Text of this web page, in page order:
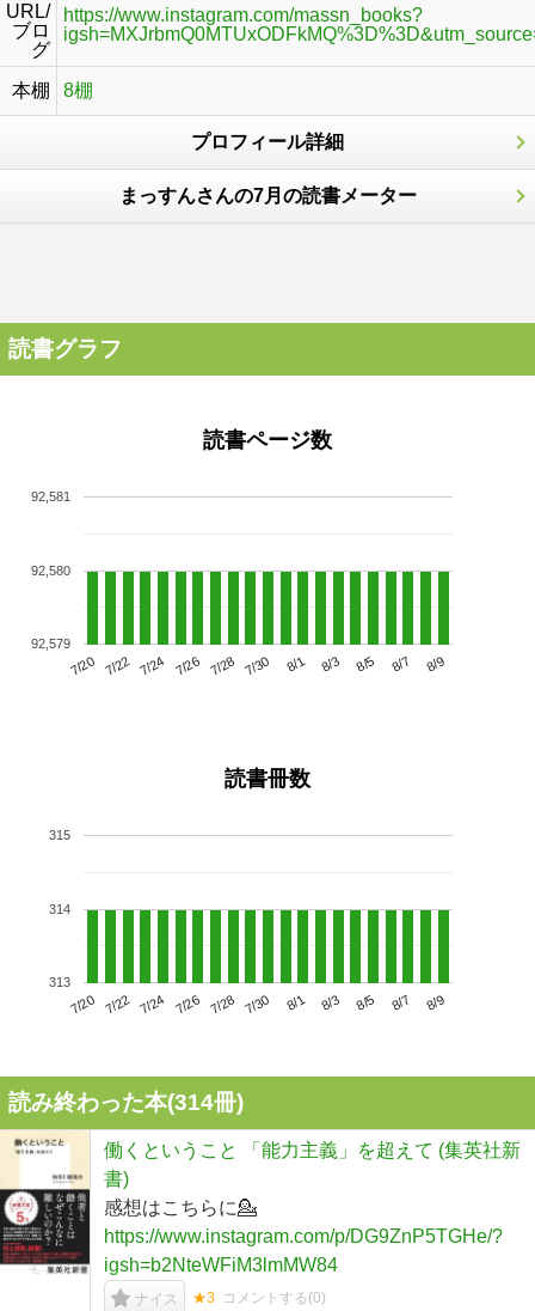
URL/
ブロ
グ
https://www.instagram.com/massn_books?
本棚 8棚
プロフィール詳細
まっすんさんの7月の読書メーター
読書グラフ
読書ページ数
7/20 7/22 7/24 7/26 7/28 7/30 8/1 8/3 8/5 8/7 8/9
92,579
92,580
92,581
読書冊数
7/20 7/22 7/24 7/26 7/28 7/30 8/1 8/3 8/5 8/7 8/9
313
314
315
読み終わった本(314冊)
働くということ 「能力主義」を超えて (集英社新
書)
感想はこちらに💁
https://www.instagram.com/p/DG9ZnP5TGHe/?
igsh=b2NteWFiM3lmMW84
ナイス ★3 コメントする(0)